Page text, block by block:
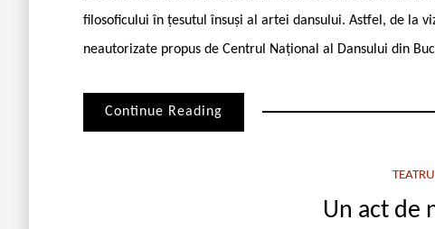
filosoficului în țesutul însuși al artei dansului. Astfel, de la
neautorizate propus de Centrul Național al Dansului din
Continue Reading
TEATRU
Un act de